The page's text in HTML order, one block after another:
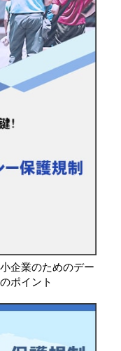
企業のためのデー
ポイント